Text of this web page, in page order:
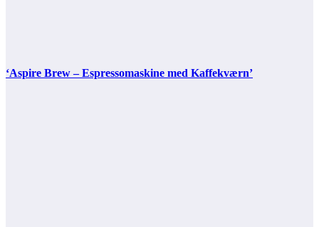
‘Aspire Brew – Espressomaskine med Kaffekværn’